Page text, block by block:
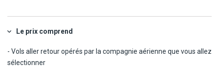
Le prix comprend
- Vols aller retour opérés par la compagnie aérienne que vous allez
sélectionner